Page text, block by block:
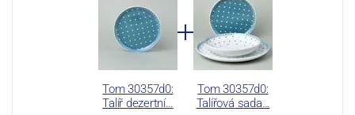
Tom 30357d0:
Talíř dezertní…
Tom 30357d0:
Talířová sada…